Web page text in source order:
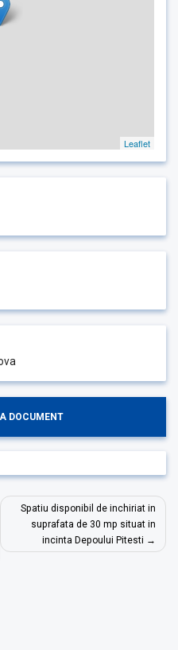
Leaflet
DOCUMENT
Spatiu disponibil de inchiriat in
suprafata de 30 mp situat in
incinta Depoului Pitesti